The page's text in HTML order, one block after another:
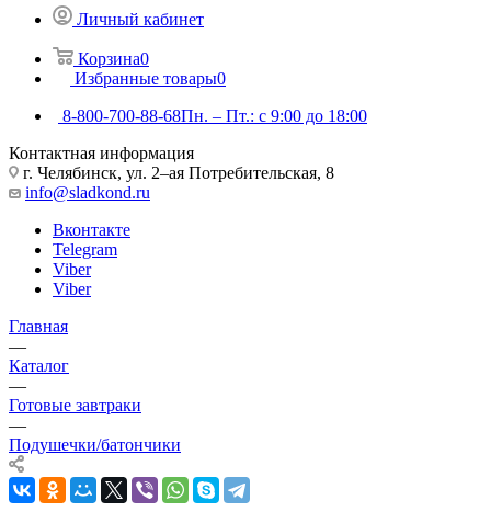
Личный кабинет
Корзина0
Избранные товары0
8-800-700-88-68Пн. – Пт.: с 9:00 до 18:00
Контактная информация
г. Челябинск, ул. 2–ая Потребительская, 8
info@sladkond.ru
Вконтакте
Telegram
Viber
Viber
Главная
—
Каталог
—
Готовые завтраки
—
Подушечки/батончики